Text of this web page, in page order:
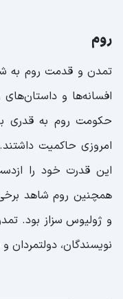
روم
تمدن و قدمت روم به
افسانه‌ها و
حکومت روم به قدری
امروزی حاکمیت
این قدرت خود را
همچنین روم شاهد
و ژولیوس سزاز بود.
نویسندگان، دولتمردان